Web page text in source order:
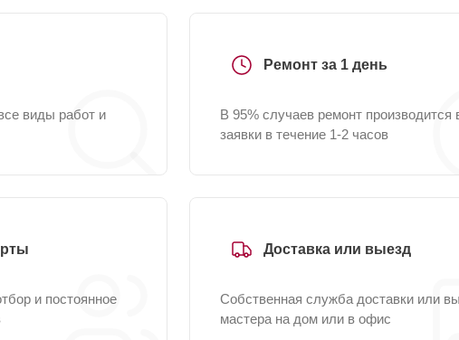
виды работ и
Ремонт за 1 день
В 95% случаев ремонт производится
заявки в течение 1-2 часов
и постоянное
Доставка или выезд
Собственная служба доставки или
мастера на дом или в офис